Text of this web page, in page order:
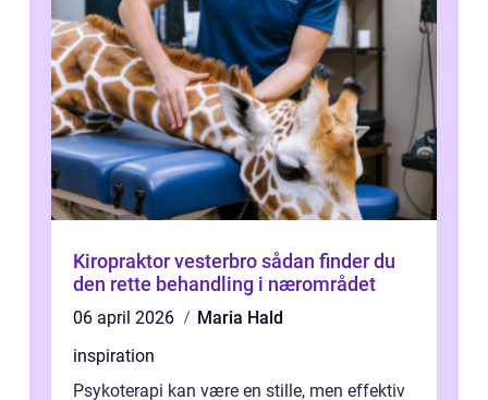
Kiropraktor vesterbro sådan finder du
den rette behandling i nærområdet
06 april 2026
Maria Hald
inspiration
Psykoterapi kan være en stille, men effektiv